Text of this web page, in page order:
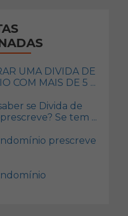
UMA DIVIDA DE
COM MAIS DE 5 ...
se Divida de
Se tem ...
prescreve